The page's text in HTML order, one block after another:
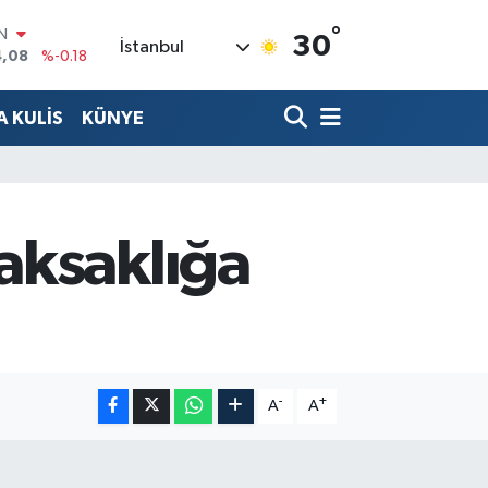
%0.18
%-14
İstanbul 30°
KULİS KÜNYE
A- A+